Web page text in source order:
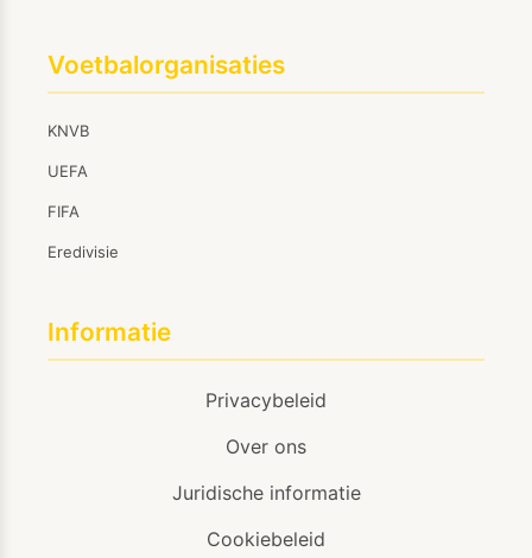
Voetbalorganisaties
KNVB
UEFA
FIFA
Eredivisie
Informatie
Privacybeleid
Over ons
Juridische informatie
Cookiebeleid